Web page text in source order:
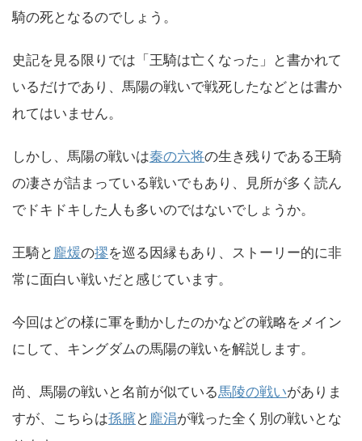
騎の死となるのでしょう。
史記を見る限りでは「王騎は亡くなった」と書かれて
いるだけであり、馬陽の戦いで戦死したなどとは書か
れてはいません。
しかし、馬陽の戦いは秦の六将の生き残りである王騎
の凄さが詰まっている戦いでもあり、見所が多く読ん
でドキドキした人も多いのではないでしょうか。
王騎と 龐煖の摎を巡る因縁もあり、ストーリー的に非
常に面白い戦いだと感じています。
今回はどの様に軍を動かしたのかなどの戦略をメイン
にして、キングダムの馬陽の戦いを解説します。
尚、馬陽の戦いと名前が似ている馬陵の戦いがありま
すが、こちらは孫臏と 龐涓が戦った全く別の戦いとな